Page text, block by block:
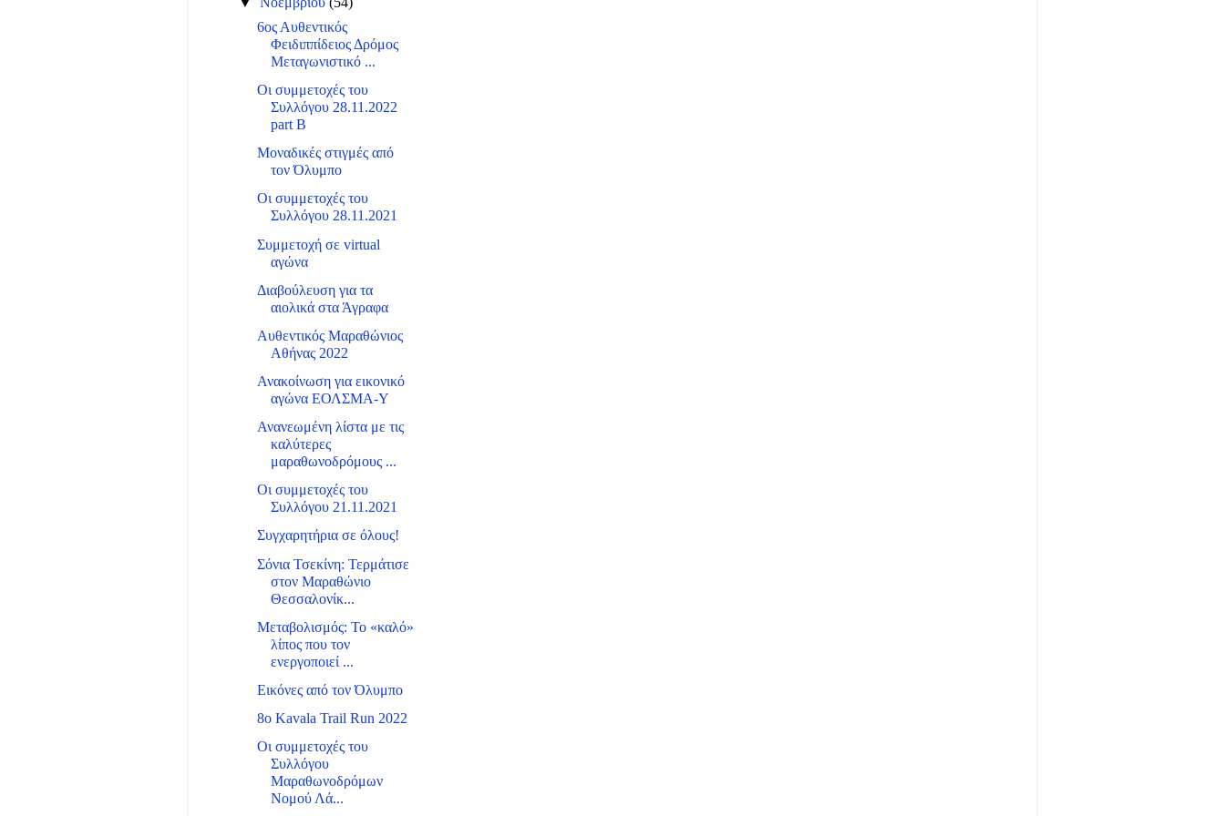
6ος Αυθεντικός
Φειδιππίδειος Δρόμος
Μεταγωνιστικό ...
Οι συμμετοχές του
Συλλόγου 28.11.2022
part B
Μοναδικές στιγμές από
τον Όλυμπο
Οι συμμετοχές του
Συλλόγου 28.11.2021
Συμμετοχή σε virtual
αγώνα
Διαβούλευση για τα
αιολικά στα Άγραφα
Αυθεντικός Μαραθώνιος
Αθήνας 2022
Ανακοίνωση για εικονικό
αγώνα ΕΟΛΣΜΑ-Υ
Ανανεωμένη λίστα με τις
καλύτερες
μαραθωνοδρόμους ...
Οι συμμετοχές του
Συλλόγου 21.11.2021
Συγχαρητήρια σε όλους!
Σόνια Τσεκίνη: Τερμάτισε
στον Μαραθώνιο
Θεσσαλονίκ...
Μεταβολισμός: Το «καλό»
λίπος που τον
ενεργοποιεί ...
Εικόνες από τον Όλυμπο
8ο Kavala Trail Run 2022
Οι συμμετοχές του
Συλλόγου
Μαραθωνοδρόμων
Νομού Λά...